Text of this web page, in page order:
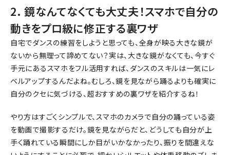
2. 鏡なんてなくても大丈夫！スマホで自分の
動きをプロ級に修正する裏ワザ
自宅でダンスの練習をしようと思っても、全身が映る大きな鏡が
ないから無理って諦めてない？実は、大きな鏡がなくても、今すぐ
手元にあるスマホをフル活用すれば、ダンスのスキルは一気にレ
ベルアップするんだよね。むしろ、鏡を見ながら踊るよりも確実に
自分のクセに気づける、超おすすめの裏ワザを紹介するね！
やり方はすごくシンプルで、スマホのカメラで自分の踊っている姿
を動画で撮影するだけ。鏡を見ながらだと、どうしても自分が上
手く踊れている瞬間にしか目がいかなかったり、振りを間違えな